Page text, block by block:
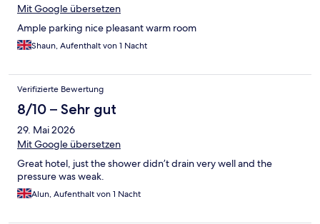
Mit Google übersetzen
Ample parking nice pleasant warm room
Shaun, Aufenthalt von 1 Nacht
Verifizierte Bewertung
8/10 – Sehr gut
29. Mai 2026
Mit Google übersetzen
Great hotel, just the shower didn’t drain very well and the
pressure was weak.
Alun, Aufenthalt von 1 Nacht